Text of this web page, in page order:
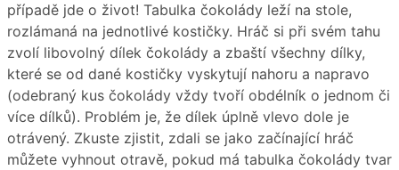
případě jde o život! Tabulka čokolády leží na stole,
rozlámaná na jednotlivé kostičky. Hráč si při svém tahu
zvolí libovolný dílek čokolády a zbaští všechny dílky,
které se od dané kostičky vyskytují nahoru a napravo
(odebraný kus čokolády vždy tvoří obdélník o jednom či
více dílků). Problém je, že dílek úplně vlevo dole je
otrávený. Zkuste zjistit, zdali se jako začínající hráč
můžete vyhnout otravě, pokud má tabulka čokolády tvar